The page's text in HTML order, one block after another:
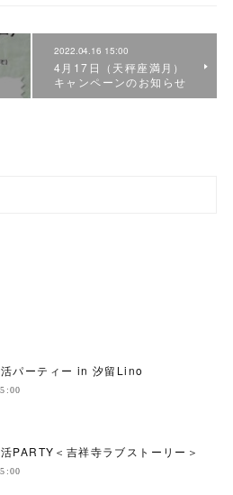
2022.04.16 15:00
4月17日（天秤座満月）
キャンペーンのお知らせ
パーティー in 汐留Lino
PARTY＜吉祥寺ラブストーリー＞